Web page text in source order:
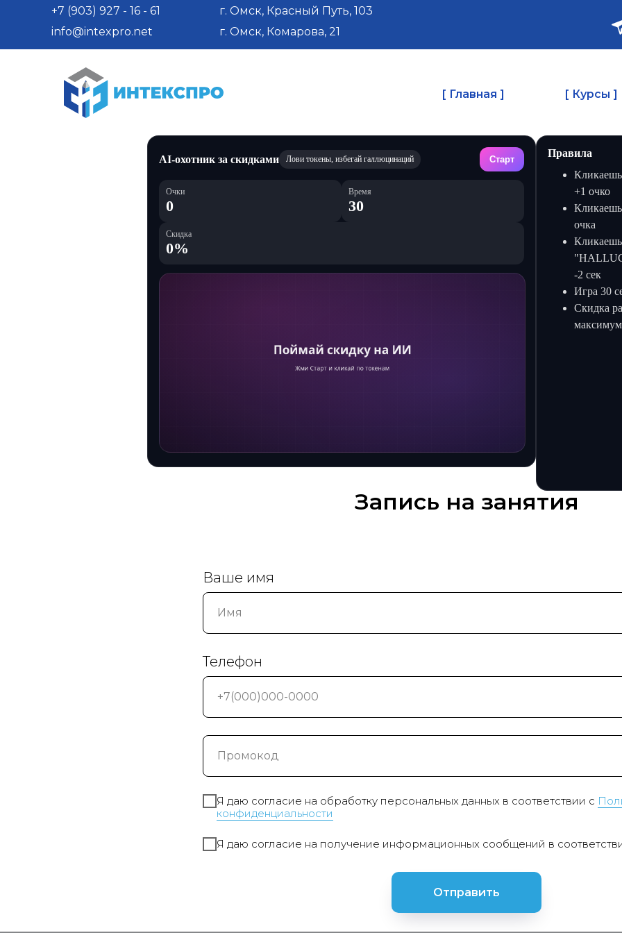
+7 (903) 927 - 16 - 61
info@intexpro.net
г. Омск, Красный Путь, 103
г. Омск, Комарова, 21
[ Курсы ]
[ Главная ]
AI-охотник за скидками Лови токены, избегай галлюцинаций Старт
Очки
0
Время
30
Скидка
0%
Правила
+1 очко
очка
-2 сек
Игра 30
Скидка
Запись на занятия
Ваше имя
Телефон
Я даю согласие на обработку персональных данных в соответствии с
конфиденциальности
Я даю согласие на получение информационных сообщений в
Отправить